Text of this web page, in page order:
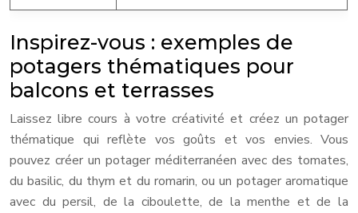
Inspirez-vous : exemples de
potagers thématiques pour
balcons et terrasses
Laissez libre cours à votre créativité et créez un potager
thématique qui reflète vos goûts et vos envies. Vous
pouvez créer un potager méditerranéen avec des tomates,
du basilic, du thym et du romarin, ou un potager aromatique
avec du persil, de la ciboulette, de la menthe et de la